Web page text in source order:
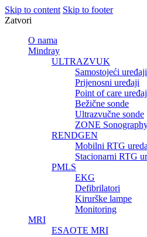
Skip to content Skip to footer
Zatvori
O nama
Mindray
ULTRAZVUK
Samostojeći uređaji
Prijenosni uređaji
Point of care
Bežične sonde
Ultrazvučne sonde
ZONE
RENDGEN
Mobilni RTG
Stacionarni RTG
PMLS
EKG
Defibrilatori
Kirurške lampe
Monitoring
MRI
ESAOTE MRI